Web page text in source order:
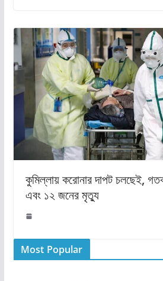
কুমিল্লায় করোনার দাপট চলছেই,
এবং ১২ জনের মৃত্যু
Most Popular